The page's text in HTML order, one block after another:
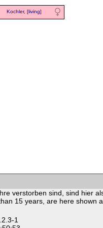
Kochler, [living]
verstorben sind, sind hier
15 years, are here shown
1